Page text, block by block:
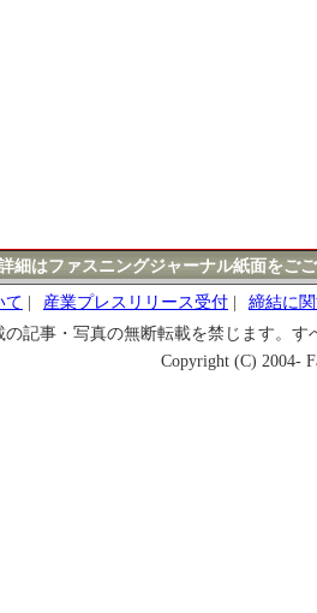
細はファスニングジャーナル紙面をご
て 産業プレスリリース受付
締結に
の記事・写真の無断転載を禁じます。
Copyright (C) 2004-